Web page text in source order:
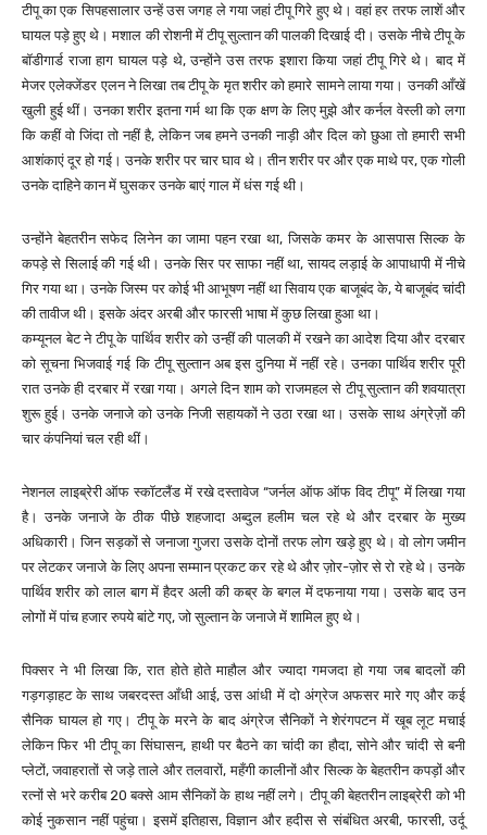
टीपू का एक सिपहसालार उन्हें उस जगह ले गया जहां टीपू गिरे हुए थे। वहां हर तरफ लाशें और
घायल पड़े हुए थे। मशाल की रोशनी में टीपू सुल्तान की पालकी दिखाई दी। उसके नीचे टीपू के
बॉडीगार्ड राजा हाग घायल पड़े थे, उन्होंने उस तरफ इशारा किया जहां टीपू गिरे थे। बाद में
मेजर एलेक्जेंडर एलन ने लिखा तब टीपू के मृत शरीर को हमारे सामने लाया गया। उनकी आँखें
खुली हुई थीं। उनका शरीर इतना गर्म था कि एक क्षण के लिए मुझे और कर्नल वेस्ली को लगा
कि कहीं वो जिंदा तो नहीं है, लेकिन जब हमने उनकी नाड़ी और दिल को छुआ तो हमारी सभी
आशंकाएं दूर हो गई। उनके शरीर पर चार घाव थे। तीन शरीर पर और एक माथे पर, एक गोली
उनके दाहिने कान में घुसकर उनके बाएं गाल में धंस गई थी।
उन्होंने बेहतरीन सफेद लिनेन का जामा पहन रखा था, जिसके कमर के आसपास सिल्क के
कपड़े से सिलाई की गई थी। उनके सिर पर साफा नहीं था, सायद लड़ाई के आपाधापी में नीचे
गिर गया था। उनके जिस्म पर कोई भी आभूषण नहीं था सिवाय एक बाजूबंद के, ये बाजूबंद चांदी
की तावीज थी। इसके अंदर अरबी और फारसी भाषा में कुछ लिखा हुआ था।
कम्यूनल बेट ने टीपू के पार्थिव शरीर को उन्हीं की पालकी में रखने का आदेश दिया और दरबार
को सूचना भिजवाई गई कि टीपू सुल्तान अब इस दुनिया में नहीं रहे। उनका पार्थिव शरीर पूरी
रात उनके ही दरबार में रखा गया। अगले दिन शाम को राजमहल से टीपू सुल्तान की शवयात्रा
शुरू हुई। उनके जनाजे को उनके निजी सहायकों ने उठा रखा था। उसके साथ अंग्रेज़ों की
चार कंपनियां चल रही थीं।
नेशनल लाइब्रेरी ऑफ स्कॉटलैंड में रखे दस्तावेज “जर्नल ऑफ ऑफ विद टीपू” में लिखा गया
है। उनके जनाजे के ठीक पीछे शहजादा अब्दुल हलीम चल रहे थे और दरबार के मुख्य
अधिकारी। जिन सड़कों से जनाजा गुजरा उसके दोनों तरफ लोग खड़े हुए थे। वो लोग जमीन
पर लेटकर जनाजे के लिए अपना सम्मान प्रकट कर रहे थे और ज़ोर-ज़ोर से रो रहे थे। उनके
पार्थिव शरीर को लाल बाग में हैदर अली की कब्र के बगल में दफनाया गया। उसके बाद उन
लोगों में पांच हजार रुपये बांटे गए, जो सुल्तान के जनाजे में शामिल हुए थे।
पिक्सर ने भी लिखा कि, रात होते होते माहौल और ज्यादा गमजदा हो गया जब बादलों की
गड़गड़ाहट के साथ जबरदस्त आँधी आई, उस आंधी में दो अंग्रेज अफसर मारे गए और कई
सैनिक घायल हो गए। टीपू के मरने के बाद अंग्रेज सैनिकों ने शेरंगपटन में खूब लूट मचाई
लेकिन फिर भी टीपू का सिंघासन, हाथी पर बैठने का चांदी का हौदा, सोने और चांदी से बनी
प्लेटों, जवाहरातों से जड़े ताले और तलवारों, महँगी कालीनों और सिल्क के बेहतरीन कपड़ों और
रत्नों से भरे करीब 20 बक्से आम सैनिकों के हाथ नहीं लगे। टीपू की बेहतरीन लाइब्रेरी को भी
कोई नुकसान नहीं पहुंचा। इसमें इतिहास, विज्ञान और हदीस से संबंधित अरबी, फारसी, उर्दू